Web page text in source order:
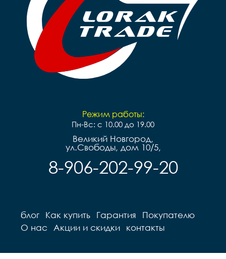
Режим работы:
Пн-Вс: с 10.00 до 19.00
Великий Новгород,
ул.Свободы, дом 10/5,
8-906-202-99-20
блог Как купить Гарантия
Покупателю
О нас
Акции и скидки контакты